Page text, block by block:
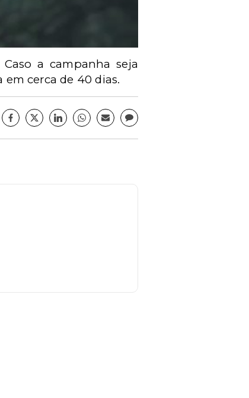
a campanha seja
em cerca de 40 dias.